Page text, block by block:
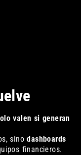
valen si generan
sinodashboards
financieros.